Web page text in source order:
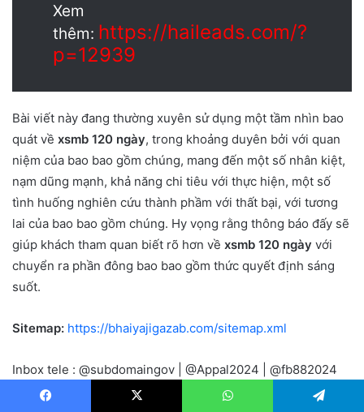
Xem
thêm: https://haileads.com/?
p=12939
Bài viết này đang thường xuyên sử dụng một tầm nhìn bao
quát về xsmb 120 ngày, trong khoảng duyên bởi với quan
niệm của bao bao gồm chúng, mang đến một số nhân kiệt,
nạm dũng mạnh, khả năng chi tiêu với thực hiện, một số
tình huống nghiên cứu thành phầm với thất bại, với tương
lai của bao bao gồm chúng. Hy vọng rằng thông báo đấy sẽ
giúp khách tham quan biết rõ hơn về xsmb 120 ngày với
chuyển ra phần đông bao bao gồm thức quyết định sáng
suốt.
Sitemap: https://bhaiyajigazab.com/sitemap.xml
Inbox tele : @subdomaingov | @Appal2024 | @fb882024